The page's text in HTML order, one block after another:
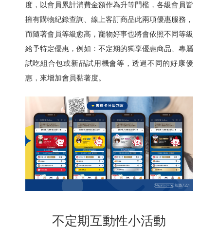
度，以會員累計消費金額作為升等門檻，各級會員皆
擁有購物紀錄查詢、線上客訂商品此兩項優惠服務，
而隨著會員等級愈高，寵物好事也將會依照不同等級
給予特定優惠，例如：不定期的獨享優惠商品、專屬
試吃組合包或新品試用機會等，透過不同的好康優
惠，來增加會員黏著度。
不定期互動性小活動